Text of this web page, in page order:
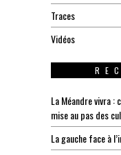
Traces
Vidéos
La Méandre vivra :
mise au pas des
La gauche face à